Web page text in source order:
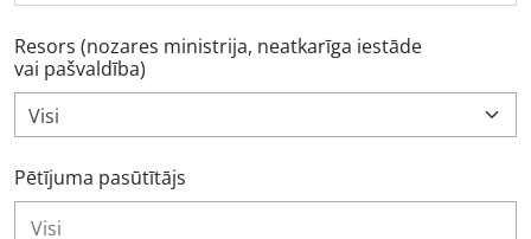
Resors (nozares ministrija, neatkarīga iestāde
vai pašvaldība)
Visi
Pētījuma pasūtītājs